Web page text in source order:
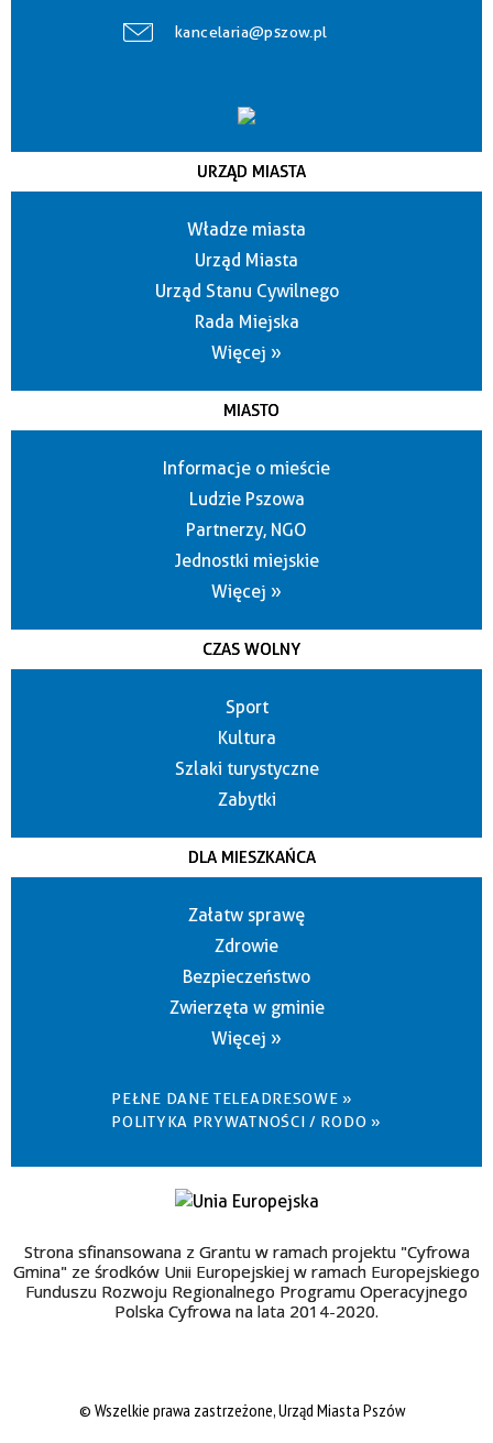
kancelaria@pszow.pl
URZĄD MIASTA
Władze miasta
Urząd Miasta
Urząd Stanu Cywilnego
Rada Miejska
Więcej »
MIASTO
Informacje o mieście
Ludzie Pszowa
Partnerzy, NGO
Jednostki miejskie
Więcej »
CZAS WOLNY
Sport
Kultura
Szlaki turystyczne
Zabytki
DLA MIESZKAŃCA
Załatw sprawę
Zdrowie
Bezpieczeństwo
Zwierzęta w gminie
Więcej »
PEŁNE DANE TELEADRESOWE »
POLITYKA PRYWATNOŚCI / RODO »
Strona sfinansowana z Grantu w ramach projektu "Cyfrowa
Gmina" ze środków Unii Europejskiej w ramach Europejskiego
Funduszu Rozwoju Regionalnego Programu Operacyjnego
Polska Cyfrowa na lata 2014-2020.
© Wszelkie prawa zastrzeżone, Urząd Miasta Pszów